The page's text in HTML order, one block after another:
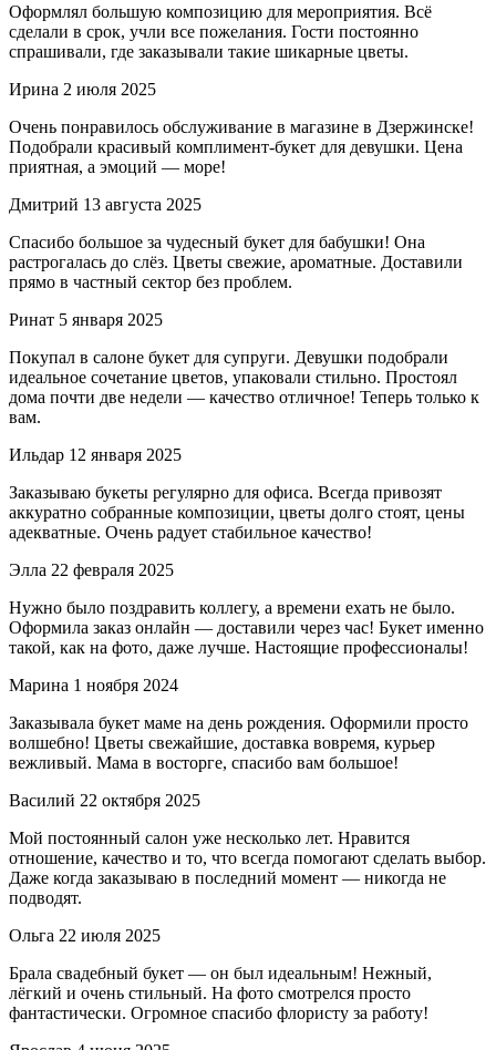
Оформлял большую композицию для мероприятия. Всё
сделали в срок, учли все пожелания. Гости постоянно
спрашивали, где заказывали такие шикарные цветы.
Ирина 2 июля 2025
Очень понравилось обслуживание в магазине в Дзержинске!
Подобрали красивый комплимент-букет для девушки. Цена
приятная, а эмоций — море!
Дмитрий 13 августа 2025
Спасибо большое за чудесный букет для бабушки! Она
растрогалась до слёз. Цветы свежие, ароматные. Доставили
прямо в частный сектор без проблем.
Ринат 5 января 2025
Покупал в салоне букет для супруги. Девушки подобрали
идеальное сочетание цветов, упаковали стильно. Простоял
дома почти две недели — качество отличное! Теперь только к
вам.
Ильдар 12 января 2025
Заказываю букеты регулярно для офиса. Всегда привозят
аккуратно собранные композиции, цветы долго стоят, цены
адекватные. Очень радует стабильное качество!
Элла 22 февраля 2025
Нужно было поздравить коллегу, а времени ехать не было.
Оформила заказ онлайн — доставили через час! Букет именно
такой, как на фото, даже лучше. Настоящие профессионалы!
Марина 1 ноября 2024
Заказывала букет маме на день рождения. Оформили просто
волшебно! Цветы свежайшие, доставка вовремя, курьер
вежливый. Мама в восторге, спасибо вам большое!
Василий 22 октября 2025
Мой постоянный салон уже несколько лет. Нравится
отношение, качество и то, что всегда помогают сделать выбор.
Даже когда заказываю в последний момент — никогда не
подводят.
Ольга 22 июля 2025
Брала свадебный букет — он был идеальным! Нежный,
лёгкий и очень стильный. На фото смотрелся просто
фантастически. Огромное спасибо флористу за работу!